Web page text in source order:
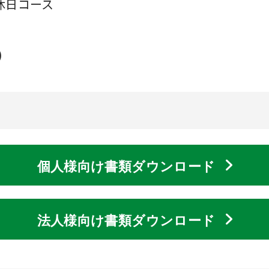
コース
個人様向け書類ダウンロード
法人様向け書類ダウンロード